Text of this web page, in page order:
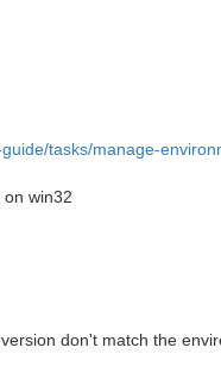
tasks/manage-
win32
don't match the